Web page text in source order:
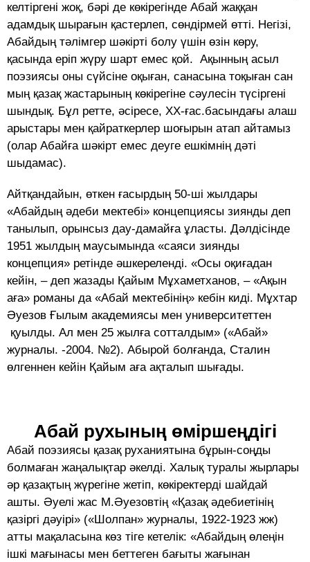
келтіргені жоқ, бәрі де көкірегінде Абай жаққан
адамдық шырағын қастерлеп, сөндірмей өтті. Негізі,
Абайдың тәлімгер шәкірті болу үшін өзін көру,
қасында еріп жүру шарт емес қой. Ақынның асыл
поэзиясы оны сүйсіне оқыған, санасына тоқыған сан
мың қазақ жастарының көкірегіне сәулесін түсіргені
шындық. Бұл ретте, әсіресе, ХХ-ғас.басындағы алаш
арыстары мен қайраткерлер шоғырын атап айтамыз
(олар Абайға шәкірт емес деуге ешкімнің дәті
шыдамас).
Айтқандайын, өткен ғасырдың 50-ші жылдары
«Абайдың әдеби мектебі» концепциясы зиянды деп
танылып, орынсыз дау-дамайға ұласты. Дәлдісінде
1951 жылдың маусымында «саяси зиянды
концепция» ретінде әшкереленді. «Осы оқиғадан
кейін, – деп жазады Қайым Мұхаметханов, – «Ақын
аға» романы да «Абай мектебінің» кебін киді. Мұхтар
Әуезов Ғылым академиясы мен университеттен
қуылды. Ал мен 25 жылға сотталдым» («Абай»
журналы. -2004. №2). Абырой болғанда, Сталин
өлгеннен кейін Қайым аға ақталып шығады.
Абай рухының өміршеңдігі
Абай поэзиясы қазақ руханиятына бұрын-соңды
болмаған жаңалықтар әкелді. Халық туралы жырлары
әр қазақтың жүрегіне жетіп, көкіректерді шайдай
ашты. Әуелі жас М.Әуезовтің «Қазақ әдебиетінің
қазіргі дәуірі» («Шолпан» журналы, 1922-1923 жж)
атты мақаласына көз тіге кетелік: «Абайдың өлеңін
ішкі мағынасы мен беттеген бағыты жағынан